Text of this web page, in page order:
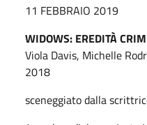
11 FEBBRAIO 2019
WIDOWS: EREDITÀ
Viola Davis, Michelle
2018
sceneggiato dalla